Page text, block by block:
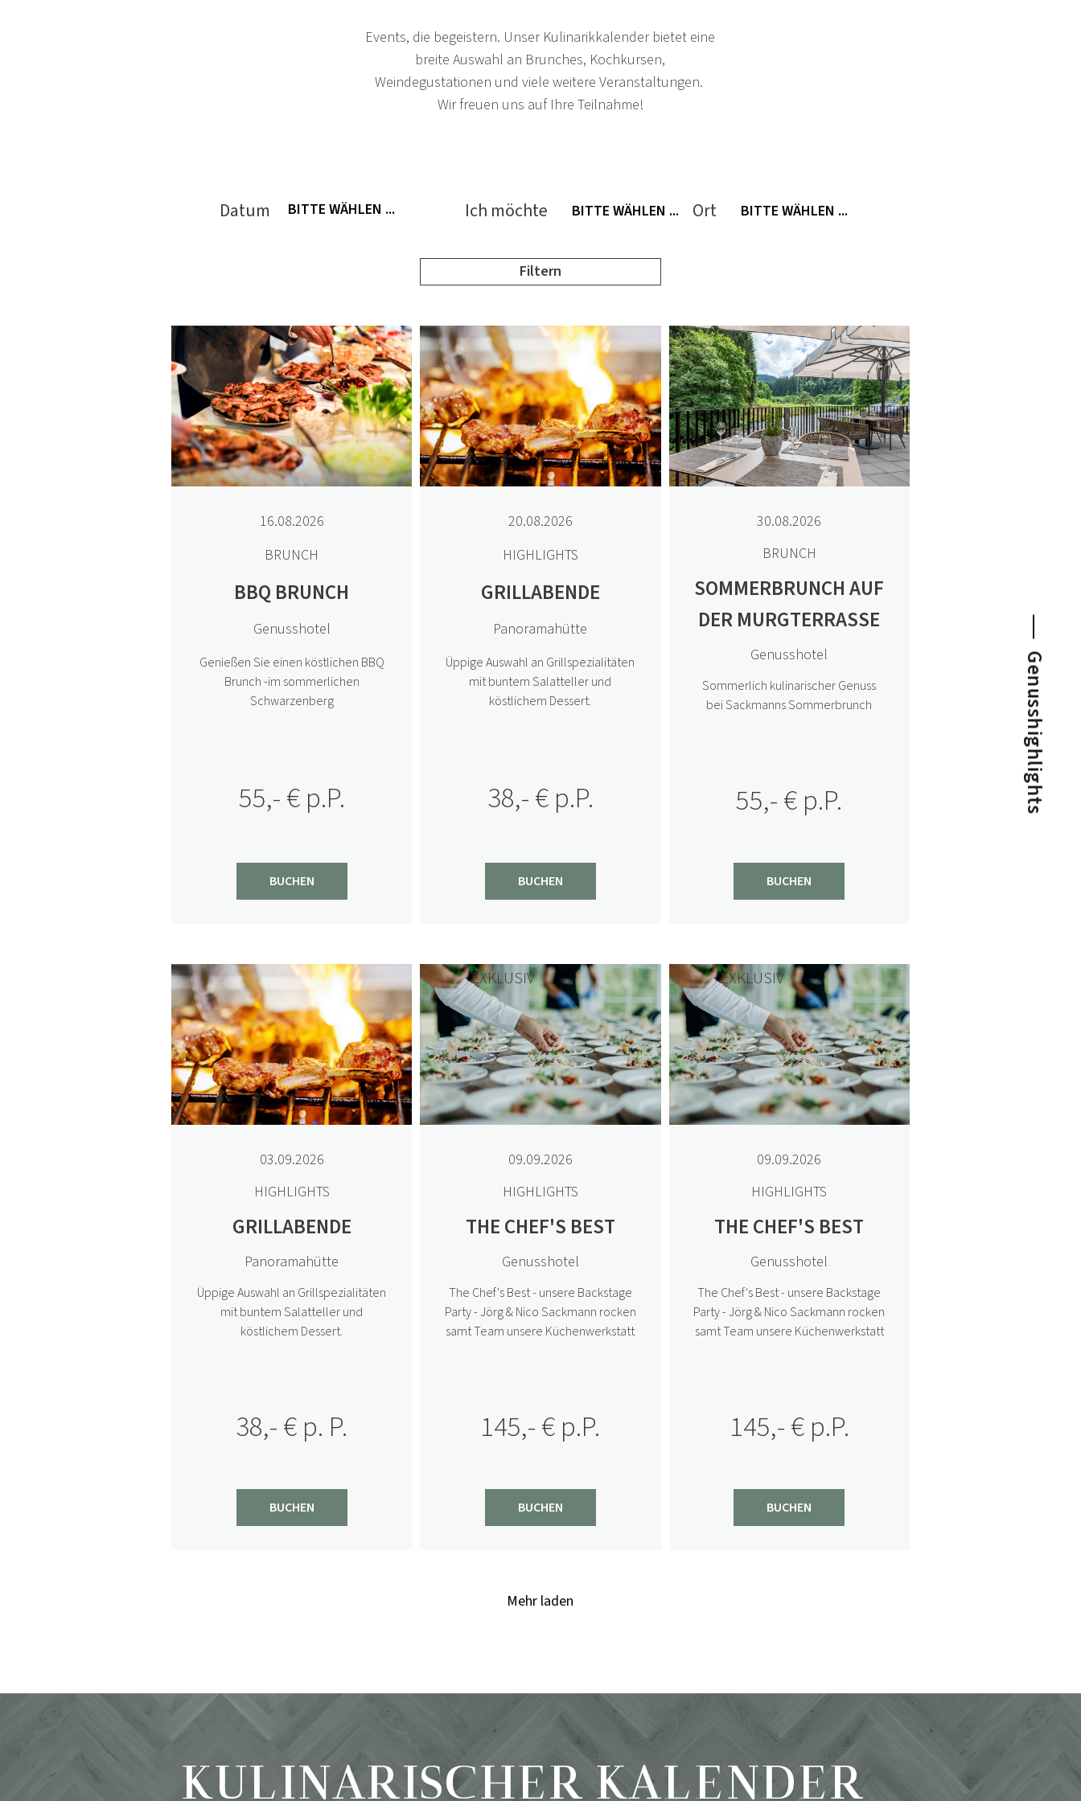
Genusshighlights
Events, die begeistern. Unser Kulinarikkalender bietet eine
breite Auswahl an Brunches, Kochkursen,
Weindegustationen und viele weitere Veranstaltungen.
Wir freuen uns auf Ihre Teilnahme!
Datum Ich möchte BITTE WÄHLEN ... Ort BITTE WÄHLEN ...
Filtern
16.08.2026
BRUNCH
BBQ BRUNCH
Genusshotel
Genießen Sie einen köstlichen BBQ
Brunch -im sommerlichen
Schwarzenberg
55,- € p.P.
BUCHEN
20.08.2026
HIGHLIGHTS
GRILLABENDE
Panoramahütte
Üppige Auswahl an Grillspezialitäten
mit buntem Salatteller und
köstlichem Dessert.
38,- € p.P.
BUCHEN
30.08.2026
BRUNCH
SOMMERBRUNCH AUF
DER MURGTERRASSE
Genusshotel
Sommerlich kulinarischer Genuss
bei Sackmanns Sommerbrunch
55,- € p.P.
BUCHEN
03.09.2026
HIGHLIGHTS
GRILLABENDE
Panoramahütte
Üppige Auswahl an Grillspezialitäten
mit buntem Salatteller und
köstlichem Dessert.
38,- € p. P.
BUCHEN
EXKLUSIV
09.09.2026
HIGHLIGHTS
THE CHEF'S BEST
Genusshotel
The Chef's Best - unsere Backstage
Party - Jörg & Nico Sackmann rocken
samt Team unsere Küchenwerkstatt
145,- € p.P.
BUCHEN
EXKLUSIV
09.09.2026
HIGHLIGHTS
THE CHEF'S BEST
Genusshotel
The Chef's Best - unsere Backstage
Party - Jörg & Nico Sackmann rocken
samt Team unsere Küchenwerkstatt
145,- € p.P.
BUCHEN
Mehr laden
KULINARISCHER KALENDER
KULINARISCHER KALENDER
rocken samt Team unsere
Beitrag ansehen
KULINARISCHER KALENDER
WEINREISE MIT NATALIE
Pfalz mit dem Weingut Georg Fuser
Beitrag ansehen
Beitrag ansehen